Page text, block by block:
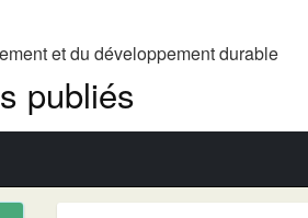
et du développement durable
publiés